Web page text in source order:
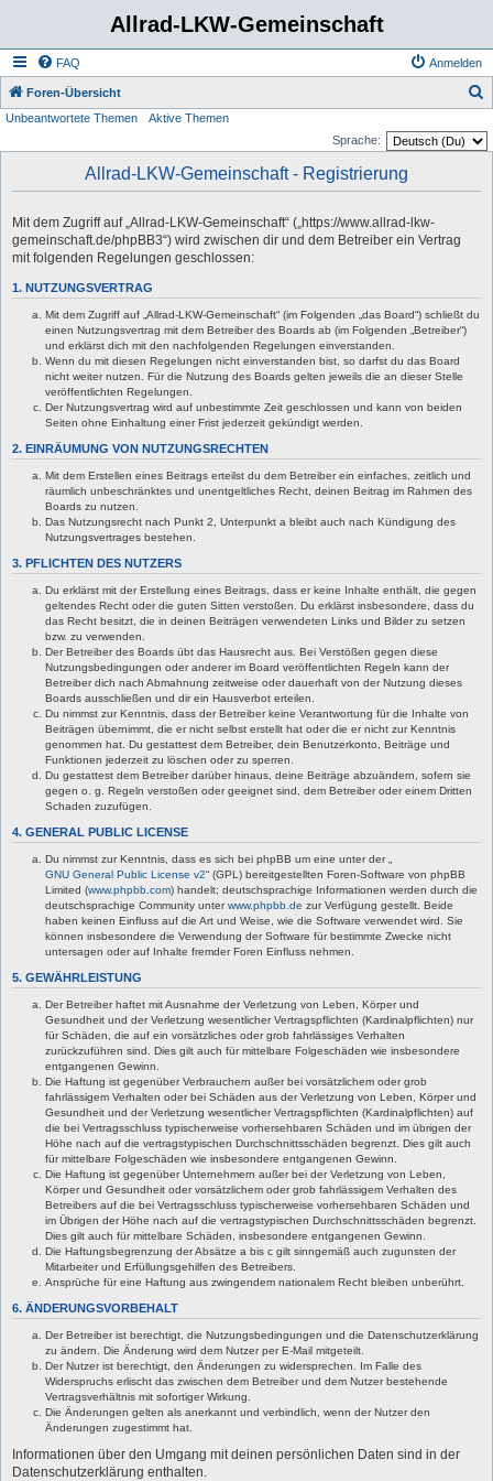
Allrad-LKW-Gemeinschaft
FAQ Anmelden
Foren-Übersicht
Unbeantwortete Themen
Aktive Themen
Sprache:
Allrad-LKW-Gemeinschaft - Registrierung
Mit dem Zugriff auf „Allrad-LKW-Gemeinschaft“ („https://www.allrad-lkw-
gemeinschaft.de/phpBB3“) wird zwischen dir und dem Betreiber ein Vertrag
mit folgenden Regelungen geschlossen:
1. NUTZUNGSVERTRAG
Mit dem Zugriff auf „Allrad-LKW-Gemeinschaft“ (im Folgenden „das Board“) schließt du
einen Nutzungsvertrag mit dem Betreiber des Boards ab (im Folgenden „Betreiber“)
und erklärst dich mit den nachfolgenden Regelungen einverstanden.
Wenn du mit diesen Regelungen nicht einverstanden bist, so darfst du das Board
nicht weiter nutzen. Für die Nutzung des Boards gelten jeweils die an dieser Stelle
veröffentlichten Regelungen.
Der Nutzungsvertrag wird auf unbestimmte Zeit geschlossen und kann von beiden
Seiten ohne Einhaltung einer Frist jederzeit gekündigt werden.
2. EINRÄUMUNG VON NUTZUNGSRECHTEN
Mit dem Erstellen eines Beitrags erteilst du dem Betreiber ein einfaches, zeitlich und
räumlich unbeschränktes und unentgeltliches Recht, deinen Beitrag im Rahmen des
Boards zu nutzen.
Das Nutzungsrecht nach Punkt 2, Unterpunkt a bleibt auch nach Kündigung des
Nutzungsvertrages bestehen.
3. PFLICHTEN DES NUTZERS
Du erklärst mit der Erstellung eines Beitrags, dass er keine Inhalte enthält, die gegen
geltendes Recht oder die guten Sitten verstoßen. Du erklärst insbesondere, dass du
das Recht besitzt, die in deinen Beiträgen verwendeten Links und Bilder zu setzen
bzw. zu verwenden.
Der Betreiber des Boards übt das Hausrecht aus. Bei Verstößen gegen diese
Nutzungsbedingungen oder anderer im Board veröffentlichten Regeln kann der
Betreiber dich nach Abmahnung zeitweise oder dauerhaft von der Nutzung dieses
Boards ausschließen und dir ein Hausverbot erteilen.
Du nimmst zur Kenntnis, dass der Betreiber keine Verantwortung für die Inhalte von
Beiträgen übernimmt, die er nicht selbst erstellt hat oder die er nicht zur Kenntnis
genommen hat. Du gestattest dem Betreiber, dein Benutzerkonto, Beiträge und
Funktionen jederzeit zu löschen oder zu sperren.
Du gestattest dem Betreiber darüber hinaus, deine Beiträge abzuändern, sofern sie
gegen o. g. Regeln verstoßen oder geeignet sind, dem Betreiber oder einem Dritten
Schaden zuzufügen.
4. GENERAL PUBLIC LICENSE
Du nimmst zur Kenntnis, dass es sich bei phpBB um eine unter der „
GNU General Public License v2“ (GPL) bereitgestellten Foren-Software von phpBB
Limited (www.phpbb.com) handelt; deutschsprachige Informationen werden durch die
deutschsprachige Community unterwww.phpbb.de zur Verfügung gestellt. Beide
haben keinen Einfluss auf die Art und Weise, wie die Software verwendet wird. Sie
können insbesondere die Verwendung der Software für bestimmte Zwecke nicht
untersagen oder auf Inhalte fremder Foren Einfluss nehmen.
5. GEWÄHRLEISTUNG
Der Betreiber haftet mit Ausnahme der Verletzung von Leben, Körper und
Gesundheit und der Verletzung wesentlicher Vertragspflichten (Kardinalpflichten) nur
für Schäden, die auf ein vorsätzliches oder grob fahrlässiges Verhalten
zurückzuführen sind. Dies gilt auch für mittelbare Folgeschäden wie insbesondere
entgangenen Gewinn.
Die Haftung ist gegenüber Verbrauchern außer bei vorsätzlichem oder grob
fahrlässigem Verhalten oder bei Schäden aus der Verletzung von Leben, Körper und
Gesundheit und der Verletzung wesentlicher Vertragspflichten (Kardinalpflichten) auf
die bei Vertragsschluss typischerweise vorhersehbaren Schäden und im übrigen der
Höhe nach auf die vertragstypischen Durchschnittsschäden begrenzt. Dies gilt auch
für mittelbare Folgeschäden wie insbesondere entgangenen Gewinn.
Die Haftung ist gegenüber Unternehmern außer bei der Verletzung von Leben,
Körper und Gesundheit oder vorsätzlichem oder grob fahrlässigem Verhalten des
Betreibers auf die bei Vertragsschluss typischerweise vorhersehbaren Schäden und
im Übrigen der Höhe nach auf die vertragstypischen Durchschnittsschäden begrenzt.
Dies gilt auch für mittelbare Schäden, insbesondere entgangenen Gewinn.
Die Haftungsbegrenzung der Absätze a bis c gilt sinngemäß auch zugunsten der
Mitarbeiter und Erfüllungsgehilfen des Betreibers.
Ansprüche für eine Haftung aus zwingendem nationalem Recht bleiben unberührt.
6. ÄNDERUNGSVORBEHALT
Der Betreiber ist berechtigt, die Nutzungsbedingungen und die Datenschutzerklärung
zu ändern. Die Änderung wird dem Nutzer per E-Mail mitgeteilt.
Der Nutzer ist berechtigt, den Änderungen zu widersprechen. Im Falle des
Widerspruchs erlischt das zwischen dem Betreiber und dem Nutzer bestehende
Vertragsverhältnis mit sofortiger Wirkung.
Die Änderungen gelten als anerkannt und verbindlich, wenn der Nutzer den
Änderungen zugestimmt hat.
Informationen über den Umgang mit deinen persönlichen Daten sind in der
Datenschutzerklärung enthalten.